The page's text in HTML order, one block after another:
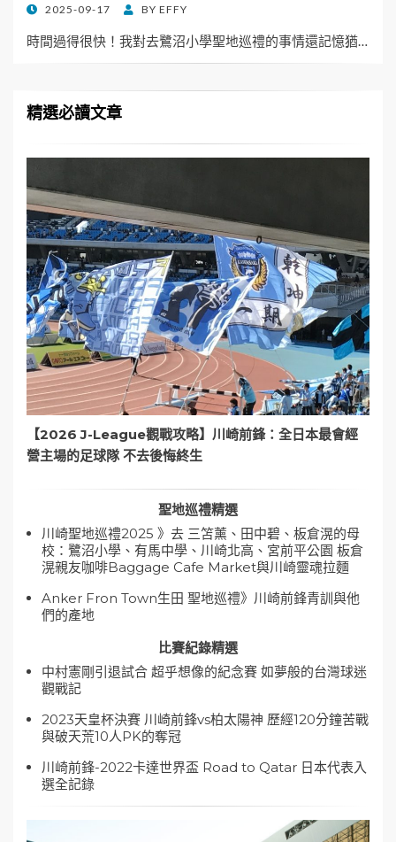
POSTED
2025-09-17 BY EFFY
時間過得很快！我對去鷺沼小學聖地巡禮的事情還記憶猶…
精選必讀文章
【2026 J-League觀戰攻略】川崎前鋒：全日本最會經
營主場的足球隊 不去後悔終生
聖地巡禮精選
川崎聖地巡禮2025 》去 三笘薰、田中碧、板倉滉的母
校：鷺沼小學、有馬中學、川崎北高、宮前平公園 板倉
滉親友咖啡Baggage Cafe Market與川崎靈魂拉麵
Anker Fron Town生田 聖地巡禮》川崎前鋒青訓與他
們的產地
比賽紀錄精選
中村憲剛引退試合 超乎想像的紀念賽 如夢般的台灣球迷
觀戰記
2023天皇杯決賽 川崎前鋒vs柏太陽神 歷經120分鐘苦戰
與破天荒10人PK的奪冠
川崎前鋒-2022卡達世界盃 Road to Qatar 日本代表入
選全記錄